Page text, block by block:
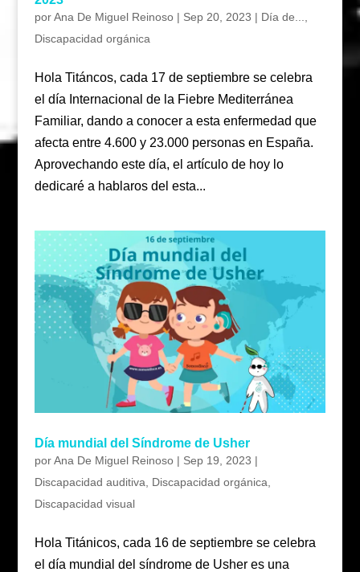
porAna De Miguel Reinoso| Sep 20, 2023 | Día de...
Discapacidad orgánica
Hola Titáncos, cada 17 de septiembre se celebra
el día Internacional de la Fiebre Mediterránea
Familiar, dando a conocer a esta enfermedad que
afecta entre 4.600 y 23.000 personas en España.
Aprovechando este día, el artículo de hoy lo
dedicaré a hablaros del esta...
Día mundial del Síndrome de Usher
porAna De Miguel Reinoso| Sep 19, 2023 |
Discapacidad auditiva
Discapacidad orgánica
Discapacidad visual
Hola Titánicos, cada 16 de septiembre se celebra
el día mundial del síndrome de Usher es una